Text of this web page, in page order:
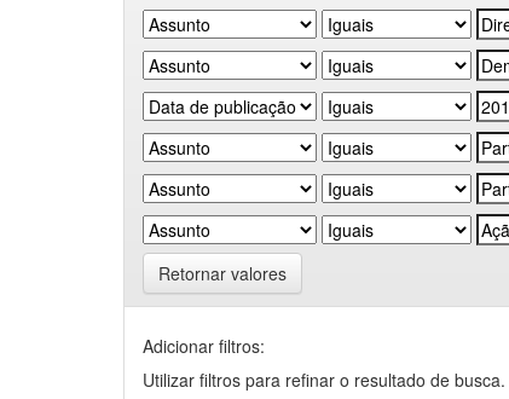
Retornar valores
Adicionar filtros:
Utilizar filtros para refinar o resultado de busca.